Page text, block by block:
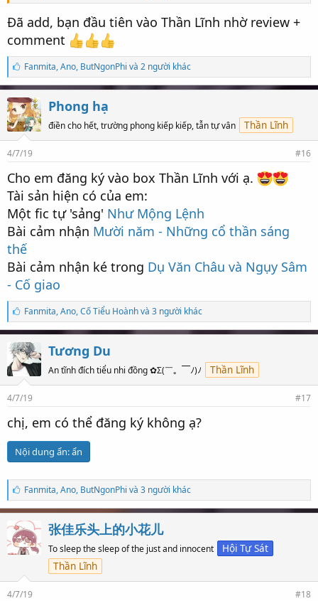
Đã add, bạn đầu tiên vào Thần Lĩnh nhờ review +
comment
S
ố
l
ư
ợ
t
t
í
h
:
Fanmita,Ano, ButNgonPhi và 2 người khác
Phong hạ
điền cho hết, trường phong kiếp kiếp, tẫn tự vân Thần Lĩnh
4/7/19 #16
Cho em đăng ký vào box Thần Lĩnh với ạ.
Tài sản hiện có của em:
Một fic tự 'sảng' Như Mộng Lệnh
Bài cảm nhận Mười năm - Những cổ thần sáng
thế
Bài cảm nhận ké trong Dụ Văn Châu và Ngụy Sâm
- Cố giao
S
ố
l
ư
ợ
t
t
í
h
Fanmita,Ano,Cố Tiểu Hoành và 3 người khác
Tương Du
An tĩnh đích tiểu nhi đồng ✿Σ(￣。￣ﾉ)ﾉ Thần Lĩnh
4/7/19 #17
chị, em có thể đăng ký không ạ?
Nội dung ẩn:ẩn
S
ố
l
ư
ợ
t
t
í
c
Fanmita,Ano, ButNgonPhi và 3 người khác
张佳乐头上的小花儿
To sleep the sleep of the just and innocent
Hội Tự Sát
Thần Lĩnh
4/7/19 #18